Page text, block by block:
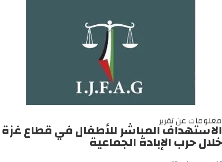
معلومات عن تقرير
الاستهداف المباشر للأطفال في قطاع غزة
خلال حرب الإبادة الجماعية